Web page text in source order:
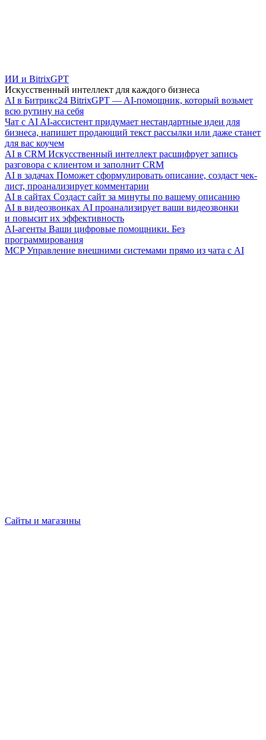
ИИ и BitrixGPT
Искусственный интеллект для каждого бизнеса
AI в Битрикс24 BitrixGPT — AI-помощник, который возьмет
всю рутину на себя
Чат с AI AI-ассистент придумает нестандартные идеи для
бизнеса, напишет продающий текст рассылки или даже станет
для вас коучем
AI в CRM Искусственный интеллект расшифрует запись
разговора с клиентом и заполнит CRM
AI в задачах Поможет сформулировать описание, создаст чек-
лист, проанализирует комментарии
AI в сайтах Создаст сайт за минуты по вашему описанию
AI в видеозвонках AI проанализирует ваши видеозвонки
и повысит их эффективность
AI-агенты Ваши цифровые помощники. Без
программирования
MCP Управление внешними системами прямо из чата с AI
Сайты и магазины